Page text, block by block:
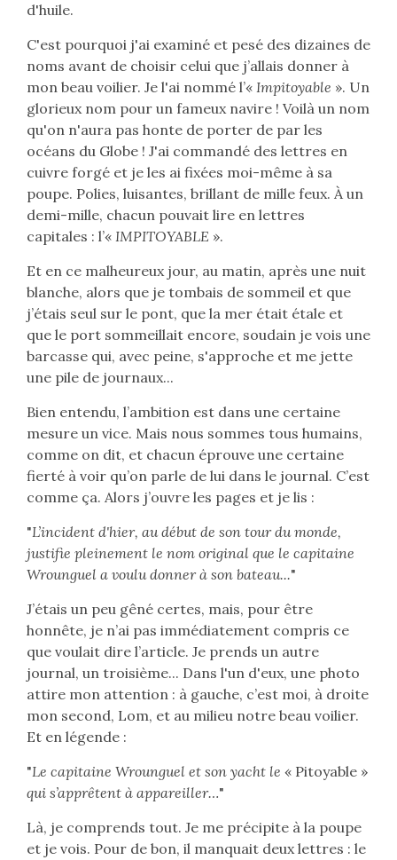
d'huile.
C'est pourquoi j'ai examiné et pesé des dizaines de
noms avant de choisir celui que j’allais donner à
mon beau voilier. Je l'ai nommé l’« Impitoyable ». Un
glorieux nom pour un fameux navire ! Voilà un nom
qu'on n'aura pas honte de porter de par les
océans du Globe ! J'ai commandé des lettres en
cuivre forgé et je les ai fixées moi-même à sa
poupe. Polies, luisantes, brillant de mille feux. À un
demi-mille, chacun pouvait lire en lettres
capitales : l’« IMPITOYABLE ».
Et en ce malheureux jour, au matin, après une nuit
blanche, alors que je tombais de sommeil et que
j’étais seul sur le pont, que la mer était étale et
que le port sommeillait encore, soudain je vois une
barcasse qui, avec peine, s'approche et me jette
une pile de journaux...
Bien entendu, l’ambition est dans une certaine
mesure un vice. Mais nous sommes tous humains,
comme on dit, et chacun éprouve une certaine
fierté à voir qu’on parle de lui dans le journal. C’est
comme ça. Alors j’ouvre les pages et je lis :
"L’incident d'hier, au début de son tour du monde,
justifie pleinement le nom original que le capitaine
Wrounguel a voulu donner à son bateau..."
J’étais un peu gêné certes, mais, pour être
honnête, je n’ai pas immédiatement compris ce
que voulait dire l’article. Je prends un autre
journal, un troisième... Dans l'un d'eux, une photo
attire mon attention : à gauche, c’est moi, à droite
mon second, Lom, et au milieu notre beau voilier.
Et en légende :
"Le capitaine Wrounguel et son yacht le « Pitoyable »
qui s’apprêtent à appareiller…"
Là, je comprends tout. Je me précipite à la poupe
et je vois. Pour de bon, il manquait deux lettres : le